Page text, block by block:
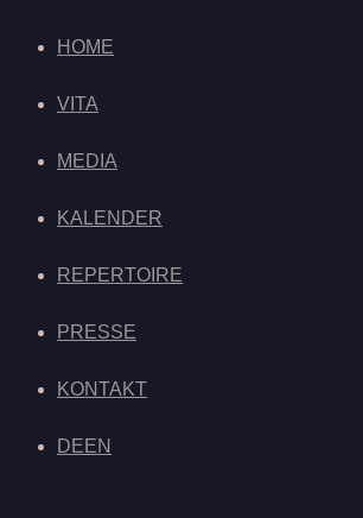
HOME
VITA
MEDIA
KALENDER
REPERTOIRE
PRESSE
KONTAKT
DEEN